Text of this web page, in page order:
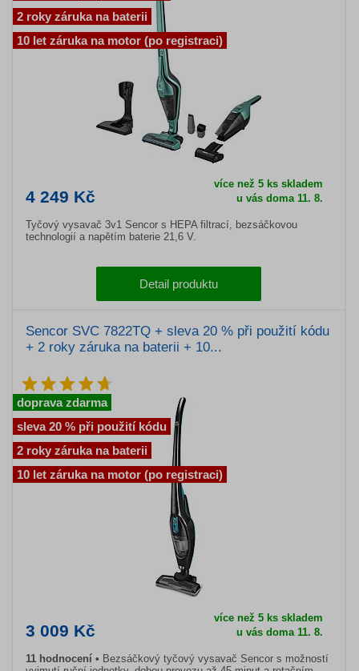
4 249 Kč
více než 5 ks skladem
u vás doma 11. 8.
Tyčový vysavač 3v1 Sencor s HEPA filtrací, bezsáčkovou
technologií a napětím baterie 21,6 V.
Detail produktu
2 roky záruka na baterii
10 let záruka na motor (po registraci)
Sencor SVC 7822TQ + sleva 20 % při použití kódu
+ 2 roky záruka na baterii + 10...
3 009 Kč
více než 5 ks skladem
u vás doma 11. 8.
11 hodnocení
Bezsáčkový tyčový vysavač Sencor s možností
doprava zdarma
sleva 20 % při použití kódu
2 roky záruka na baterii
10 let záruka na motor (po registraci)